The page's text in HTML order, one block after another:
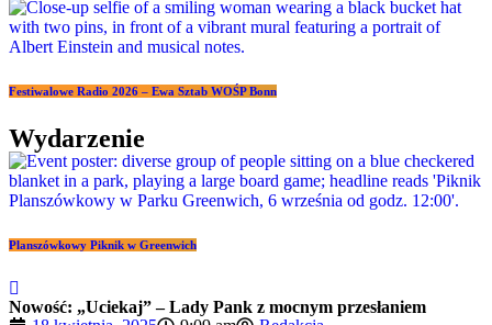
Festiwalowe Radio 2026 – Ewa Sztab WOŚP Bonn
Wydarzenie
Planszówkowy Piknik w Greenwich
Nowość: „Uciekaj” – Lady Pank z mocnym przesłaniem